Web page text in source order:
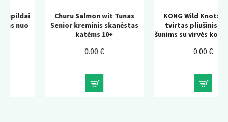
Churu Salmon wit Tunas
Senior kreminis skanėstas
katėms 10+
KONG Wild Knots Bear –
tvirtas pliušinis žaislas
šunims su virvės konstrukcija